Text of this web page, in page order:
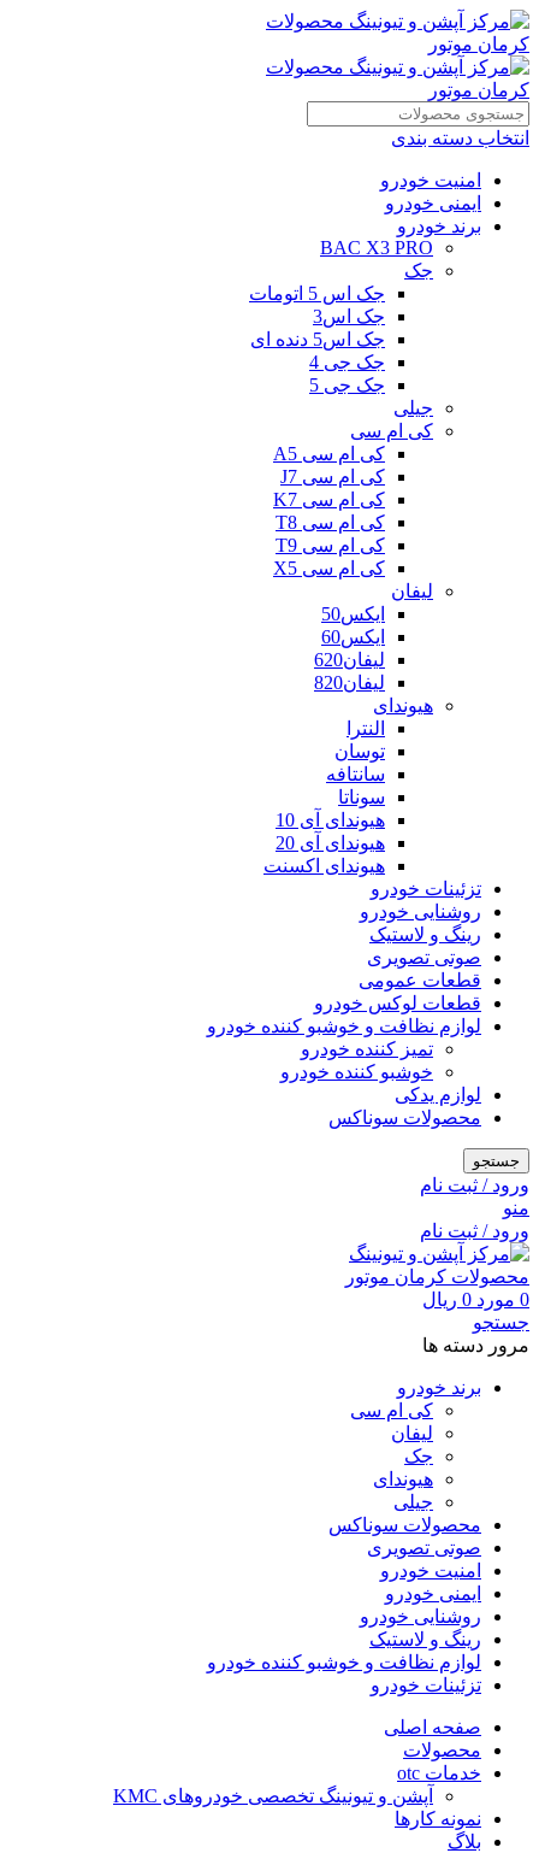
انتخاب دسته بندی
امنیت خودرو
ایمنی خودرو
برند خودرو
BAC X3 PRO
جک
جک اس 5 اتومات
جک اس3
جک اس5 دنده ای
جک جی 4
جک جی 5
جیلی
کی ام سی
کی ام سی A5
کی ام سی J7
کی ام سی K7
کی ام سی T8
کی ام سی T9
کی ام سی X5
لیفان
ایکس50
ایکس60
لیفان620
لیفان820
هیوندای
النترا
توسان
سانتافه
سوناتا
هیوندای آی 10
هیوندای آی 20
هیوندای اکسنت
تزئینات خودرو
روشنایی خودرو
رینگ و لاستیک
صوتی تصویری
قطعات عمومی
قطعات لوکس خودرو
لوازم نظافت و خوشبو کننده خودرو
تمیز کننده خودرو
خوشبو کننده خودرو
لوازم یدکی
محصولات سوناکس
جستجو
ورود / ثبت نام
منو
ورود / ثبت نام
0 مورد 0 ریال
جستجو
مرور دسته ها
برند خودرو
کی ام سی
لیفان
جک
هیوندای
جیلی
محصولات سوناکس
صوتی تصویری
امنیت خودرو
ایمنی خودرو
روشنایی خودرو
رینگ و لاستیک
لوازم نظافت و خوشبو کننده خودرو
تزئینات خودرو
صفحه اصلی
محصولات
خدمات otc
آپشن و تیونینگ تخصصی خودروهای KMC
نمونه کارها
بلاگ